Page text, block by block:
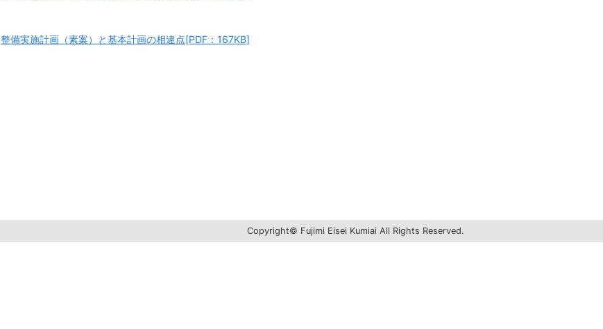
整備実施計画（素案）と基本計画の相違点[PDF：167KB]
Copyright© Fujimi Eisei Kumiai All Rights Reserved.